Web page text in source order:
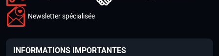
Newsletter spécialisée
INFORMATIONS IMPORTANTES